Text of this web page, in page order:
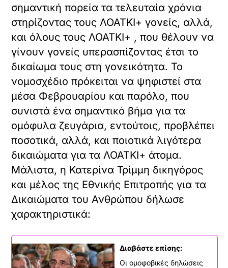
σημαντική πορεία τα τελευταία χρόνια
στηρίζοντας τους ΛΟΑΤΚΙ+ γονείς, αλλά,
και όλους τους ΛΟΑΤΚΙ+ , που θέλουν να
γίνουν γονείς υπερασπίζοντας έτσι το
δικαίωμα τους στη γονεικότητα. Το
νομοσχέδιο πρόκειται να ψηφιστεί στα
μέσα Φεβρουαρίου και παρόλο, που
συνιστά ένα σημαντικό βήμα για τα
ομόφυλα ζευγάρια, εντούτοις, προβλέπει
ποσοτικά, αλλά, και ποιοτικά λιγότερα
δικαιώματα για τα ΛΟΑΤΚΙ+ άτομα.
Μάλιστα, η Κατερίνα Τρίμμη δικηγόρος
και μέλος της Εθνικής Επιτροπής για τα
Δικαιώματα του Ανθρώπου δήλωσε
χαρακτηριστικά:
Διαβάστε επίσης:
Οι ομοφοβικές δηλώσεις